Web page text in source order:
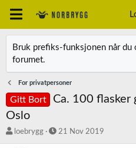
Bruk prefiks-funksjonen når
forumet.
For privatpersoner
Gitt Bort
Ca. 100 flasker
Oslo
Tloebrygg
S
21 Nov 2019